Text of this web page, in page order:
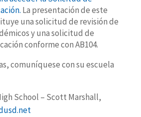
La presentación de este
una solicitud de revisión de
y una solicitud de
conforme con AB104.
comuníquese con su escuela
School – Scott Marshall,